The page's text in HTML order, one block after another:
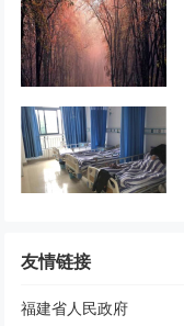
友情链接
福建省人民政府